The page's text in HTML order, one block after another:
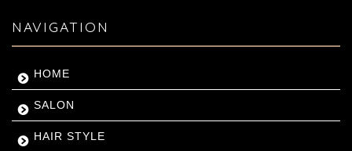
NAVIGATION
HOME
SALON
HAIR STYLE